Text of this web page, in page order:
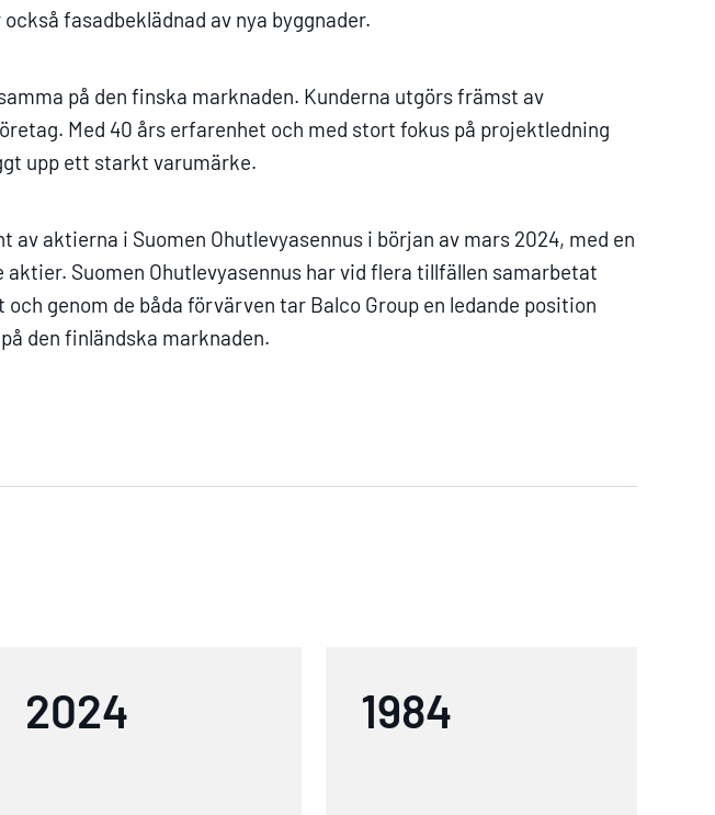
fasadbeklädnad av nya byggnader.
på den finska marknaden. Kunderna utgörs främst av
Med 40 års erfarenhet och med stort fokus på projektledning
upp ett starkt varumärke.
av aktierna i Suomen Ohutlevyasennus i början av mars 2024, med en
Suomen Ohutlevyasennus har vid flera tillfällen samarbetat
genom de båda förvärven tar Balco Group en ledande position
den finländska marknaden.
2024 1984